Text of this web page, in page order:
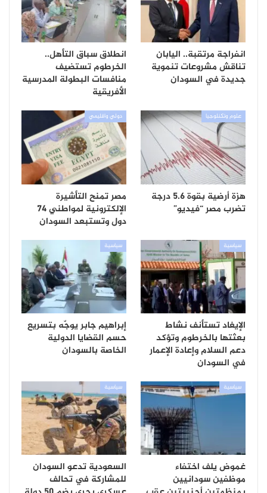
انفراجة مرتقبة.. اليابان
تناقش مشروعات تنموية
جديدة في السودان
انطلاق سباق التأهل..
الخرطوم تستضيف
منافسات البطولة المدرسية
الأفريقية
علوم وتكنلوجيا
هزة أرضية بقوة 5.6 درجة
تضرب مصر “فيديو”
دولي واقليمي
مصر تمنح التأشيرة
الإلكترونية لمواطني 74
دول وتستبعد السودان
سياسية
الإيغاد تستأنف نشاط
بعثتها بالخرطوم وتؤكد
دعم السلام وإعادة الإعمار
في السودان
سياسية
إبراهيم جابر يوجّه بتسريع
حسم القضايا الدولية
الخاصة بالسودان
سياسية
غموض يلف اختفاء
موظفين سودانيين
سياسية
السعودية تدعو السودان
للمشاركة في تحالف